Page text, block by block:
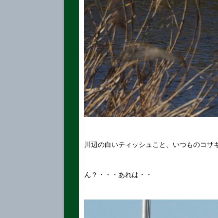
川辺の白いティッシュこと、いつものコサ
ん？・・・あれは・・